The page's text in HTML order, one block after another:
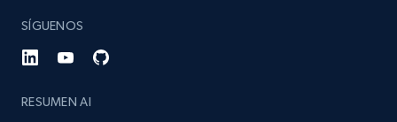
SÍGUENOS
RESUMEN AI